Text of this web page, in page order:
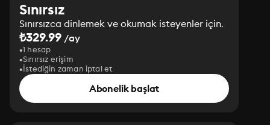
Sınırsız
Sınırsızca dinlemek ve okumak isteyenler için.
₺329.99 /ay
1 hesap
Sınırsız erişim
İstediğin zaman iptal et
Abonelik başlat